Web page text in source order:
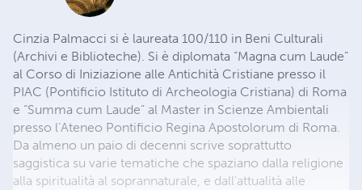
Cinzia Palmacci si è laureata 100/110 in Beni Culturali
(Archivi e Biblioteche). Si è diplomata “Magna cum Laude”
al Corso di Iniziazione alle Antichità Cristiane presso il
PIAC (Pontificio Istituto di Archeologia Cristiana) di Roma
e “Summa cum Laude” al Master in Scienze Ambientali
presso l’Ateneo Pontificio Regina Apostolorum di Roma.
Da almeno un paio di decenni scrive soprattutto
saggistica su varie tematiche che spaziano dalla religione
alla spiritualità al soprannaturale, e dall'attualità alle